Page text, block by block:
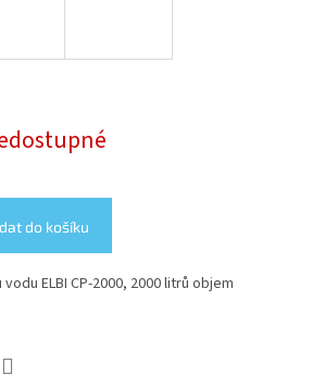
do košíku
ELBI CP-2000, 2000 litrů objem